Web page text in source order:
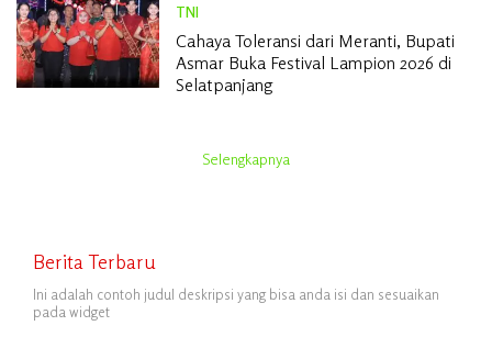
TNI
Februari 20, 2026
Cahaya Toleransi dari Meranti, Bupati
Asmar Buka Festival Lampion 2026 di
Selatpanjang
Selengkapnya
Berita Terbaru
Ini adalah contoh judul deskripsi yang bisa anda isi dan sesuaikan
pada widget